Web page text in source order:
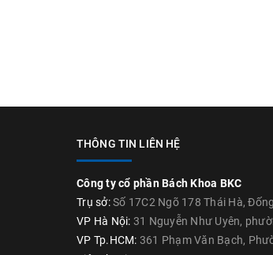
THÔNG TIN LIÊN HỆ
Công ty cổ phần Bách Khoa BKC
Trụ sở:Số 17C2 Ngõ 178 Thái Hà,
VP Hà Nội: 31 Nguyễn Như Uyên,
VP Tp.HCM: 361 Phạm Văn Bạch,